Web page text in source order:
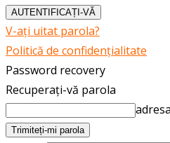
V-ați uitat parola?
Politică de confidențialitate
Password recovery
Recuperați-vă parola